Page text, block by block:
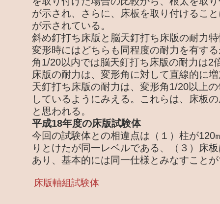
が示され、さらに、床板を取り付けるこ
が示されている。
斜め釘打ち床版と脳天釘打ち床版の耐力
変形時にはどちらも同程度の耐力を有す
角1/20以内では脳天釘打ち床版の耐力は2
床版の耐力は、変形角に対して直線的に
天釘打ち床版の耐力は、変形角1/20以上
しているようにみえる。これらは、床板
と思われる。
平成18年度の床版試験体
今回の試験体との相違点は（１）柱が120
りとけたが同一レベルである、（３）床
あり、基本的には同一仕様とみなすこと
床版軸組試験体